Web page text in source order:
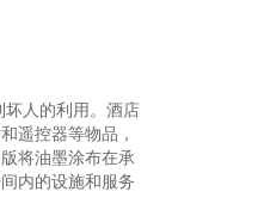
坏人的利用。酒店
遥控器等物品，
将油墨涂布在承
内的设施和服务